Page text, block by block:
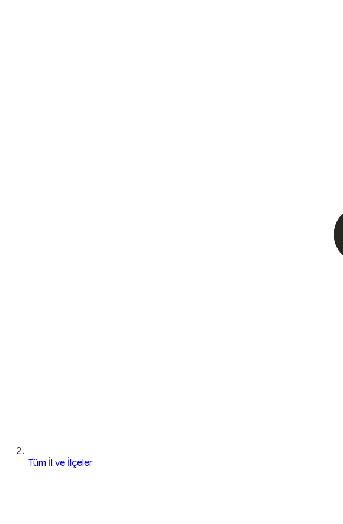
Tüm İl ve İlçeler